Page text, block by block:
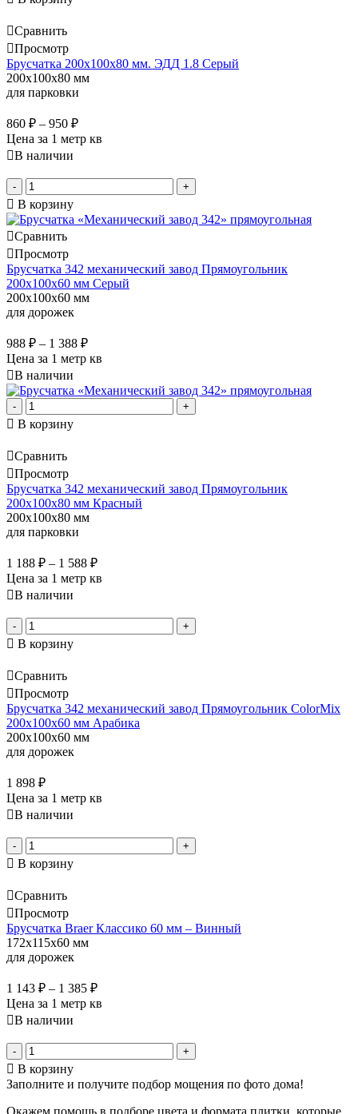
Сравнить
Просмотр
Брусчатка 200х100х80 мм. ЭДД 1.8 Серый
200x100x80 мм
для парковки
860 ₽ – 950 ₽
Цена за 1 метр кв
В наличии
- +
В корзину
Сравнить
Просмотр
Брусчатка 342 механический завод Прямоугольник
200х100х60 мм Серый
200x100x60 мм
для дорожек
988 ₽ – 1 388 ₽
Цена за 1 метр кв
В наличии
- +
В корзину
Сравнить
Просмотр
Брусчатка 342 механический завод Прямоугольник
200х100х80 мм Красный
200x100x80 мм
для парковки
1 188 ₽ – 1 588 ₽
Цена за 1 метр кв
В наличии
- +
В корзину
Сравнить
Просмотр
Брусчатка 342 механический завод Прямоугольник ColorMix
200х100х60 мм Арабика
200x100x60 мм
для дорожек
1 898 ₽
Цена за 1 метр кв
В наличии
- +
В корзину
Сравнить
Просмотр
Брусчатка Braer Классико 60 мм – Винный
172x115x60 мм
для дорожек
1 143 ₽ – 1 385 ₽
Цена за 1 метр кв
В наличии
- +
В корзину
Заполните и получите подбор мощения по фото дома!